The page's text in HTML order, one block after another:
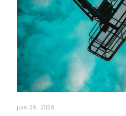
juin 29, 2026